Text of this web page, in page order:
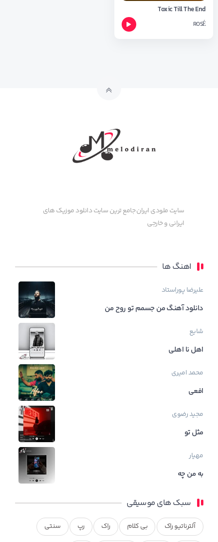
Toxic Till The End
ROSÉ
سایت ملودی ایران جامع ترین سایت دانلود موزیک های
ایرانی و خارجی
اهنگ ها
علیرضا پوراستاد
دانلود آهنگ من جسمم تو روح من
شایع
اهل نا اهلی
محمد امیری
افعی
مجید رضوی
مثل تو
مهیار
به من چه
سبک های موسیقی
آلترناتیو راک بی کلام راک رپ سنتی